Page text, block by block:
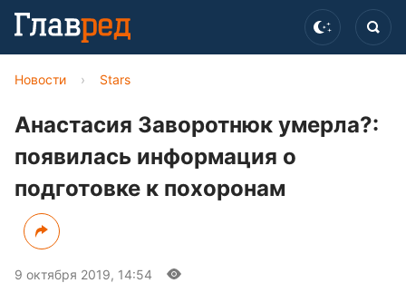
Новости › Stars
Анастасия Заворотнюк умерла?:
появилась информация о
подготовке к похоронам
9 октября 2019, 14:54